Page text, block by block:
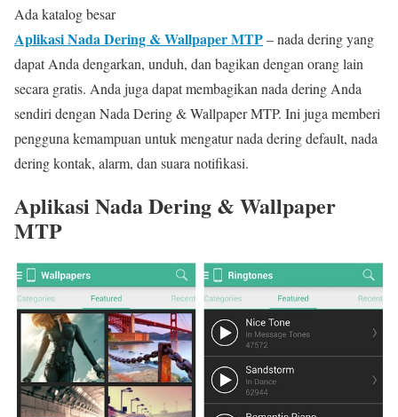
Ada katalog besar
Aplikasi Nada Dering & Wallpaper MTP– nada dering yang
dapat Anda dengarkan, unduh, dan bagikan dengan orang lain
secara gratis. Anda juga dapat membagikan nada dering Anda
sendiri dengan Nada Dering & Wallpaper MTP. Ini juga memberi
pengguna kemampuan untuk mengatur nada dering default, nada
dering kontak, alarm, dan suara notifikasi.
Aplikasi Nada Dering & Wallpaper
MTP